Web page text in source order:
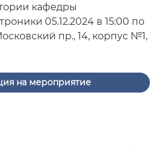
кафедры
05.12.2024 в 15:00 по
пр., 14, корпус №1,
на мероприятие